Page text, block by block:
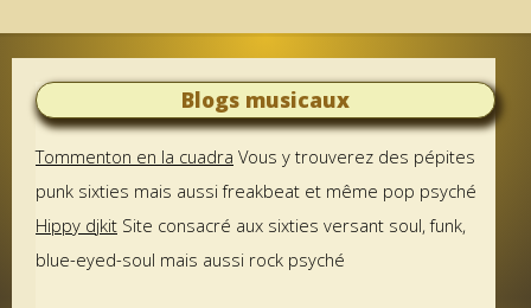
Blogs musicaux
Tommenton en la cuadra Vous y trouverez des pépites
punk sixties mais aussi freakbeat et même pop psyché
Hippy djkit Site consacré aux sixties versant soul, funk,
blue-eyed-soul mais aussi rock psyché